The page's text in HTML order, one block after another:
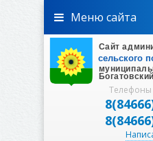
Меню сайта